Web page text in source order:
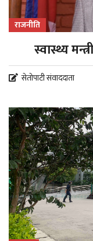
राजनीति
स्वास्थ्य
सेतोपाटी संवाददाता